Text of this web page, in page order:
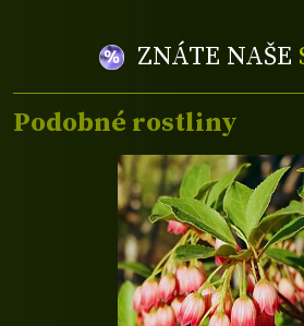
ZNÁTE NAŠE
Podobné rostliny